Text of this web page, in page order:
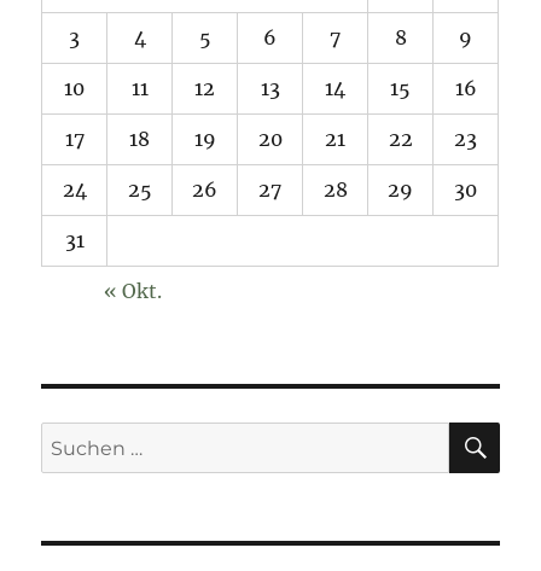
3 4 5 6 7 8 9
10 11 12 13 14 15 16
17 18 19 20 21 22 23
24 25 26 27 28 29 30
31
« Okt.
Suchen
nach: